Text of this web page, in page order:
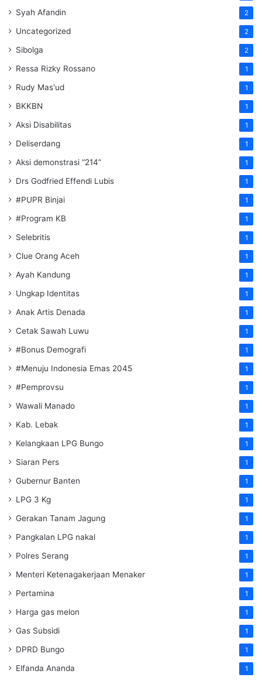
Syah Afandin 2
Uncategorized 2
Sibolga 2
Ressa Rizky Rossano 1
Rudy Mas'ud 1
BKKBN 1
Aksi Disabilitas 1
Deliserdang 1
Aksi demonstrasi “214” 1
Drs Godfried Effendi Lubis 1
#PUPR Binjai 1
#Program KB 1
Selebritis 1
Clue Orang Aceh 1
Ayah Kandung 1
Ungkap Identitas 1
Anak Artis Denada 1
Cetak Sawah Luwu 1
#Bonus Demografi 1
#Menuju Indonesia Emas 2045 1
#Pemprovsu 1
Wawali Manado 1
Kab. Lebak 1
Kelangkaan LPG Bungo 1
Siaran Pers 1
Gubernur Banten 1
LPG 3 Kg 1
Gerakan Tanam Jagung 1
Pangkalan LPG nakal 1
Polres Serang 1
Menteri Ketenagakerjaan Menaker 1
Pertamina 1
Harga gas melon 1
Gas Subsidi 1
DPRD Bungo 1
Elfanda Ananda 1